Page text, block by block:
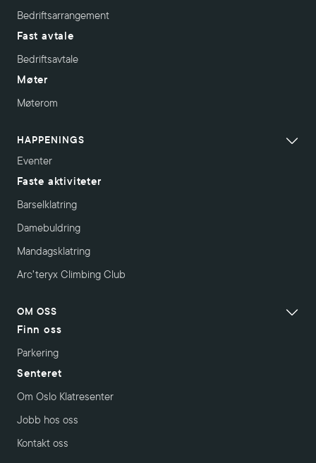
Bedriftsarrangement
Fast avtale
Bedriftsavtale
Møter
Møterom
HAPPENINGS
Eventer
Faste aktiviteter
Barselklatring
Damebuldring
Mandagsklatring
Arc’teryx Climbing Club
OM OSS
Finn oss
Parkering
Senteret
Om Oslo Klatresenter
Jobb hos oss
Kontakt oss